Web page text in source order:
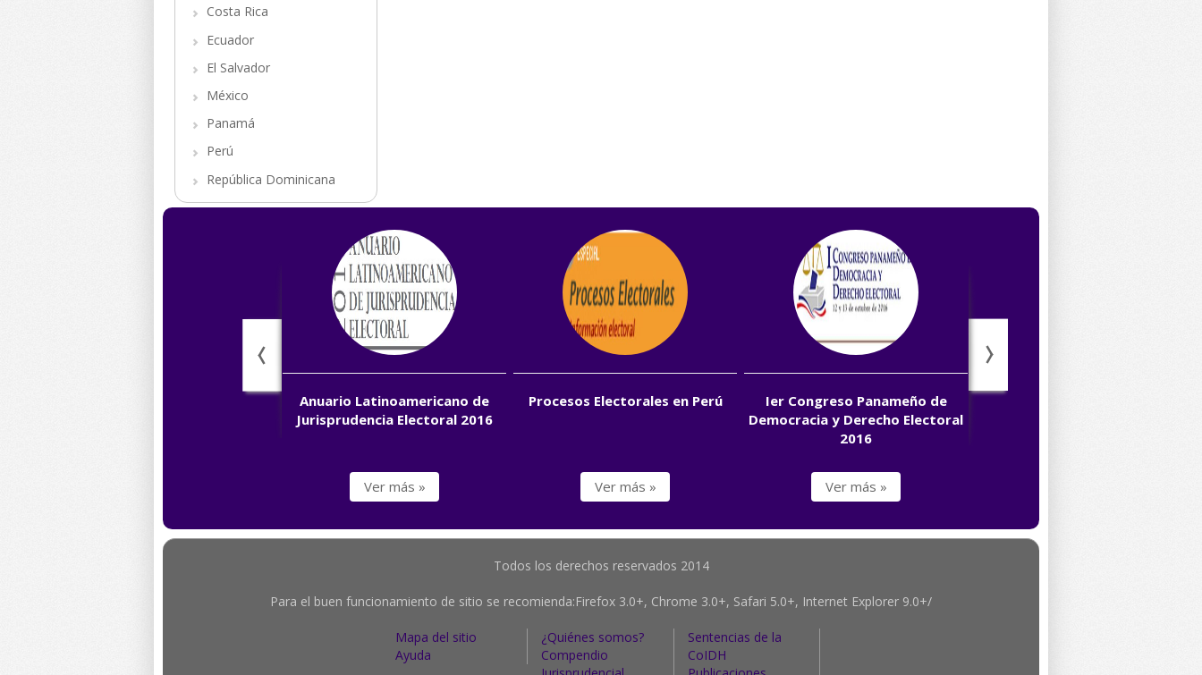
Costa Rica
Ecuador
El Salvador
México
Panamá
Perú
República Dominicana
Anuario Latinoamericano de
Jurisprudencia Electoral 2016
Ver más »
Procesos Electorales en Perú
Ver más »
Ier Congreso Panameño de
Democracia y Derecho Electoral
2016
Ver más »
Todos los derechos reservados 2014
Para el buen funcionamiento de sitio se recomienda:Firefox 3.0+, Chrome 3.0+, Safari 5.0+, Internet Explorer 9.0+/
Mapa del sitio
Ayuda
¿Quiénes somos?
Compendio
Sentencias de la
CoIDH